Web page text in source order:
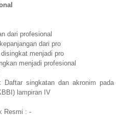
dari profesional
dari pro
menjadi pro
menjadi profesional
singkatan dan akronim pada
lampiran IV
Resmi : -